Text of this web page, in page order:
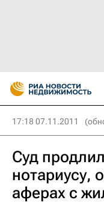
17:18 07.11.2011
Суд
нотариусу,
аферах с